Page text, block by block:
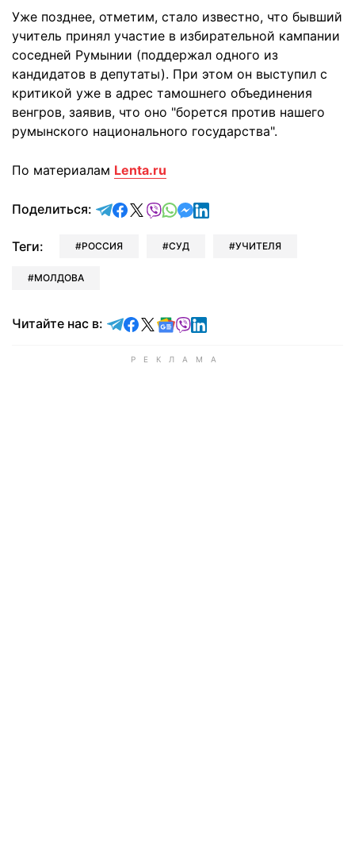
Уже позднее, отметим, стало известно, что бывший
учитель принял участие в избирательной кампании
соседней Румынии (поддержал одного из
кандидатов в депутаты). При этом он выступил с
критикой уже в адрес тамошнего объединения
венгров, заявив, что оно "борется против нашего
румынского национального государства".
По материалам Lenta.ru
Поделиться: отправить в Telegram
поделиться в Facebook
поделиться в X
отправить в Viber
отправить в Whatsapp
отправить в Messenger
отправить в LinkedIn
Теги: РОССИЯ СУД УЧИТЕЛЯ
МОЛДОВА
Читайте нас в: Читайте в Telegram
Читайте в Facebook
Читайте в X
Читайте в Google news
Читайте в Viber
Читайте в LinkedIn